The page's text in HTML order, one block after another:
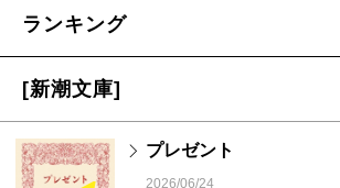
ランキング
[新潮文庫]
プレゼント
2026/06/24